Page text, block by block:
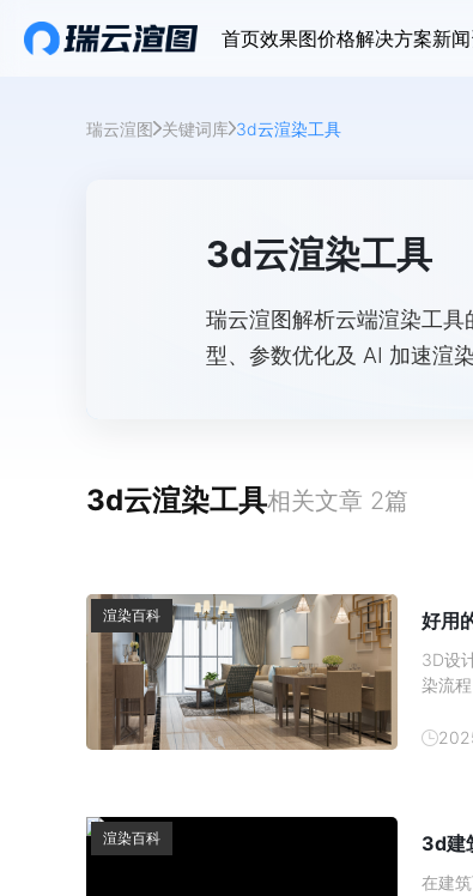
首页效果图价格解决方案新
瑞云渲图 关键词库 3d云渲染工具
3d云渲染工具
瑞云渲图解析云端渲染工
型、参数优化及 AI 加速渲
3d云渲染工具相关文章 2篇
渲染百科 好用
3D设
染流
渲染百科 3d建
在建